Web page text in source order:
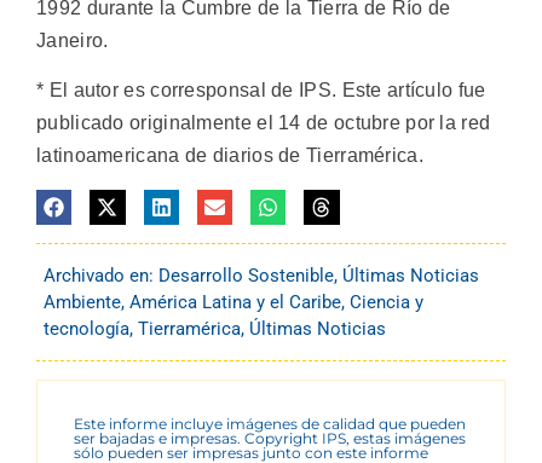
1992 durante la Cumbre de la Tierra de Río de
Janeiro.
* El autor es corresponsal de IPS. Este artículo fue
publicado originalmente el 14 de octubre por la red
latinoamericana de diarios de Tierramérica.
Archivado en: Desarrollo Sostenible, Últimas Noticias
Ambiente, América Latina y el Caribe, Ciencia y
tecnología, Tierramérica, Últimas Noticias
Este informe incluye imágenes de calidad que pueden
ser bajadas e impresas. Copyright IPS, estas imágenes
sólo pueden ser impresas junto con este informe